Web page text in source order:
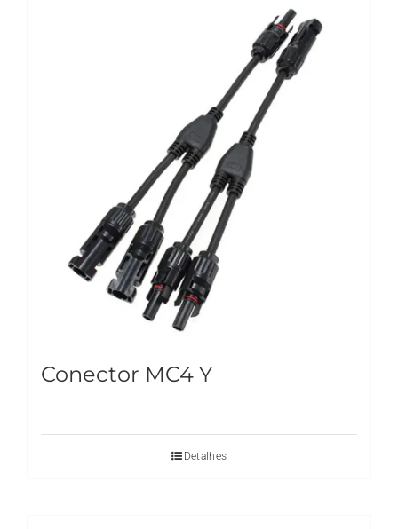
Conector MC4 Y
Detalhes